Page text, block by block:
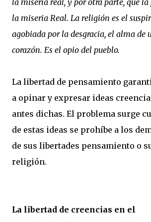
la miseria real, y por otra parte, que
la miseria Real. La religión es el
agobiada por la desgracia, el alma de
corazón. Es el opio del pueblo.
La libertad de pensamiento
a opinar y expresar ideas
antes dichas. El problema surge
de estas ideas se prohíbe a los
de sus libertades pensamiento o
religión.
La libertad de creencias en el